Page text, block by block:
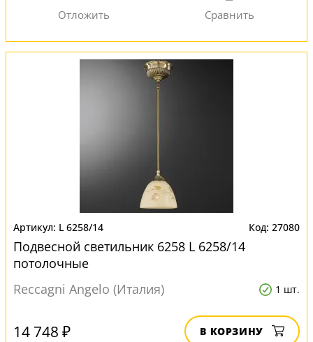
L 6258/14 27080
Подвесной светильник 6258 L 6258/14
потолочные
Reccagni Angelo (Италия)
1 шт.
14 748 ₽ В КОРЗИНУ